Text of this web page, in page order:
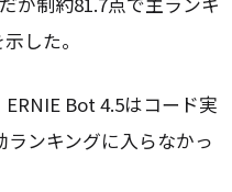
した。
Bot 4.5はコード実
ンキングに入らなかっ